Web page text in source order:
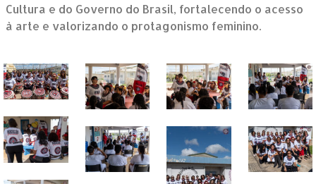
Cultura e do Governo do Brasil, fortalecendo o acesso
à arte e valorizando o protagonismo feminino.